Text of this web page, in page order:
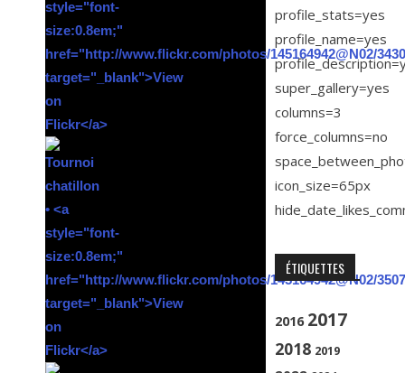
profile_stats=yes
profile_name=yes
super_gallery=yes
columns=3
force_columns=no
icon_size=65px
ÉTIQUETTES
2016 2017
2018 2019